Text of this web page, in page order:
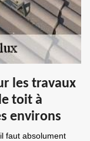
les travaux
toit à
environs
faut absolument